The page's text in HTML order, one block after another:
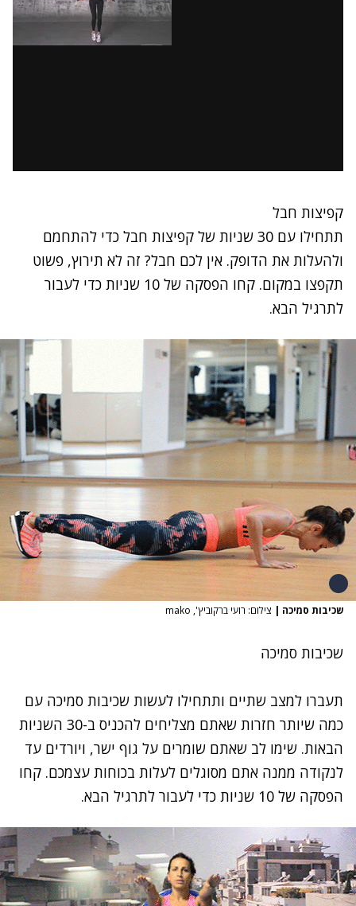
קפיצות חבל
תתחילו עם 30 שניות של קפיצות חבל כדי להתחמם
ולהעלות את הדופק. אין לכם חבל? זה לא תירוץ, פשוט
תקפצו במקום. קחו הפסקה של 10 שניות כדי לעבור
לתרגיל הבא.
שכיבות סמיכה | צילום: רועי ברקוביץ', mako
שכיבות סמיכה
תעברו למצב שתיים ותתחילו לעשות שכיבות סמיכה עם
כמה שיותר חזרות שאתם מצליחים להכניס ב-30 השניות
הבאות. שימו לב שאתם שומרים על גוף ישר, ויורדים עד
לנקודה ממנה אתם מסוגלים לעלות בכוחות עצמכם. קחו
הפסקה של 10 שניות כדי לעבור לתרגיל הבא.